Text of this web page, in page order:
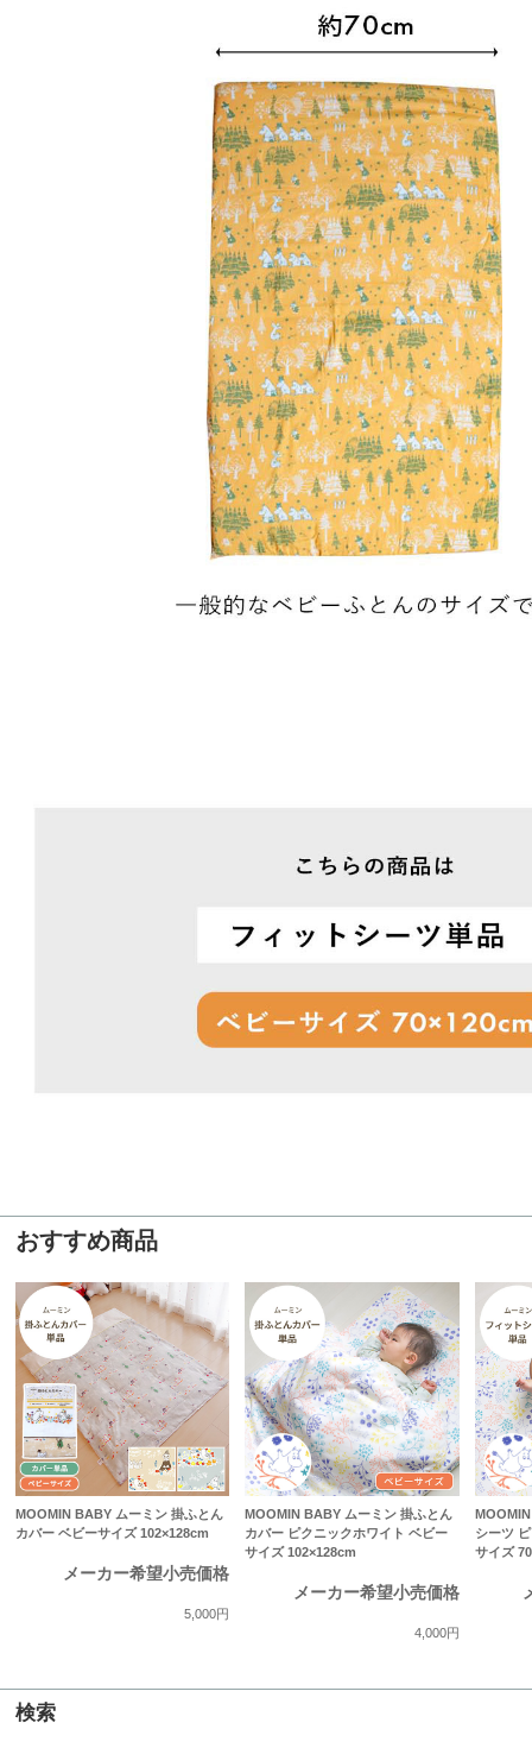
おすすめ商品
MOOMIN BABY ムーミン 掛ふとん
カバー ベビーサイズ 102×128cm
メーカー希望小売価格
5,000円
MOOMIN BABY ムーミン 掛ふとん
カバー ピクニックホワイト ベビー
サイズ 102×128cm
メーカー希望小売価格
4,000円
シーツ
サイズ
検索